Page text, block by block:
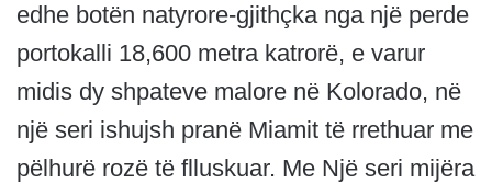
edhe botën natyrore-gjithçka nga një perde
portokalli 18,600 metra katrorë, e varur
midis dy shpateve malore në Kolorado, në
një seri ishujsh pranë Miamit të rrethuar me
pëlhurë rozë të flluskuar. Me Një seri mijëra